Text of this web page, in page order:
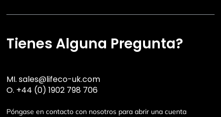
Tienes Alguna Pregunta?
MI.sales@lifeco-uk.com
O. +44 (0) 1902 798 706
Póngase en contacto con nosotros para abrir una cuenta